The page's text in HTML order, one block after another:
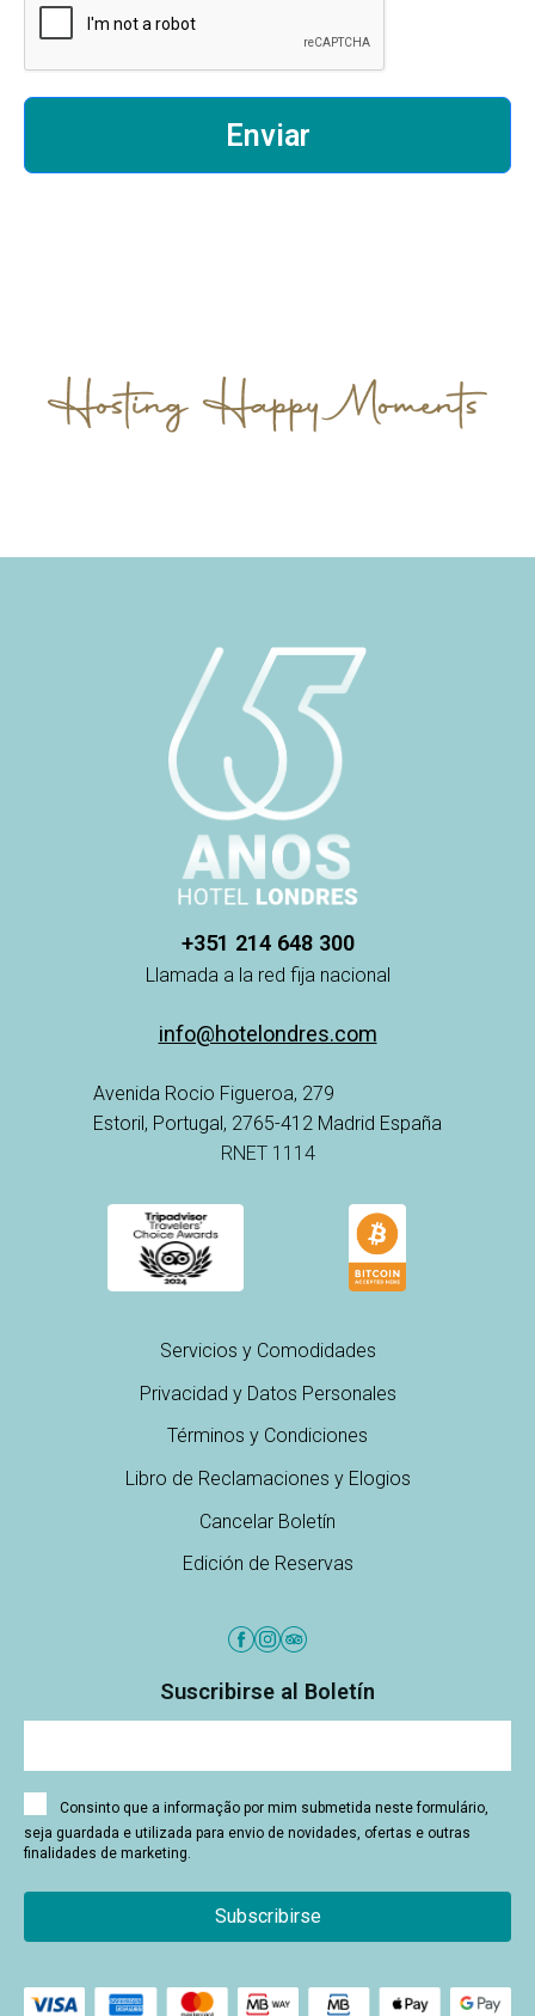
Enviar
+351 214 648 300
Llamada a la red fija nacional
info@hotelondres.com
Avenida Rocio Figueroa, 279
Estoril, Portugal, 2765-412 Madrid España
RNET 1114
Servicios y Comodidades
Privacidad y Datos Personales
Términos y Condiciones
Libro de Reclamaciones y Elogios
Cancelar Boletín
Edición de Reservas
Suscribirse al Boletín
Consinto que a informação por mim submetida neste formulário,
seja guardada e utilizada para envio de novidades, ofertas e outras
finalidades de marketing.
Subscribirse